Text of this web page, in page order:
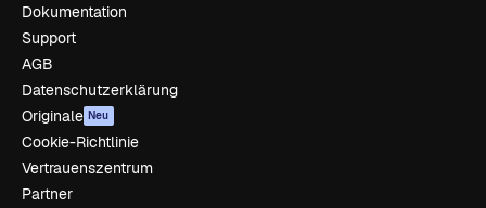
Dokumentation
Support
AGB
Datenschutzerklärung
Originale Neu
Cookie-Richtlinie
Vertrauenszentrum
Partner